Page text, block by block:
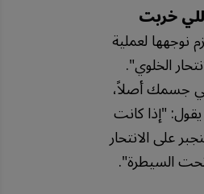
خربت
نوجهها لعملية
الخلوي".
جسمك أصلاً،
"إذا كانت
على الانتحار
السيطرة".